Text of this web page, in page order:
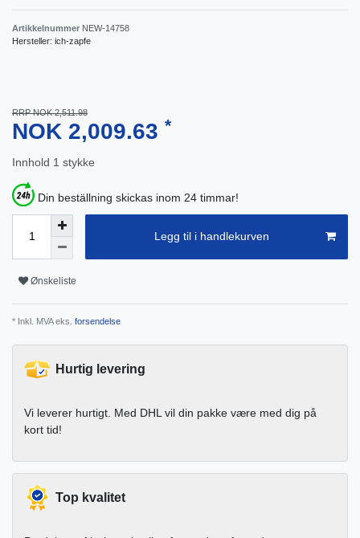
Artikkelnummer NEW-14758
Hersteller: ich-zapfe
RRP NOK 2,511.98
NOK 2,009.63 *
Innhold 1 stykke
Din beställning skickas inom 24 timmar!
Legg til i handlekurven
Ønskeliste
* Inkl. MVA eks. forsendelse
Hurtig levering
Vi leverer hurtigt. Med DHL vil din pakke være med dig på
kort tid!
Top kvalitet